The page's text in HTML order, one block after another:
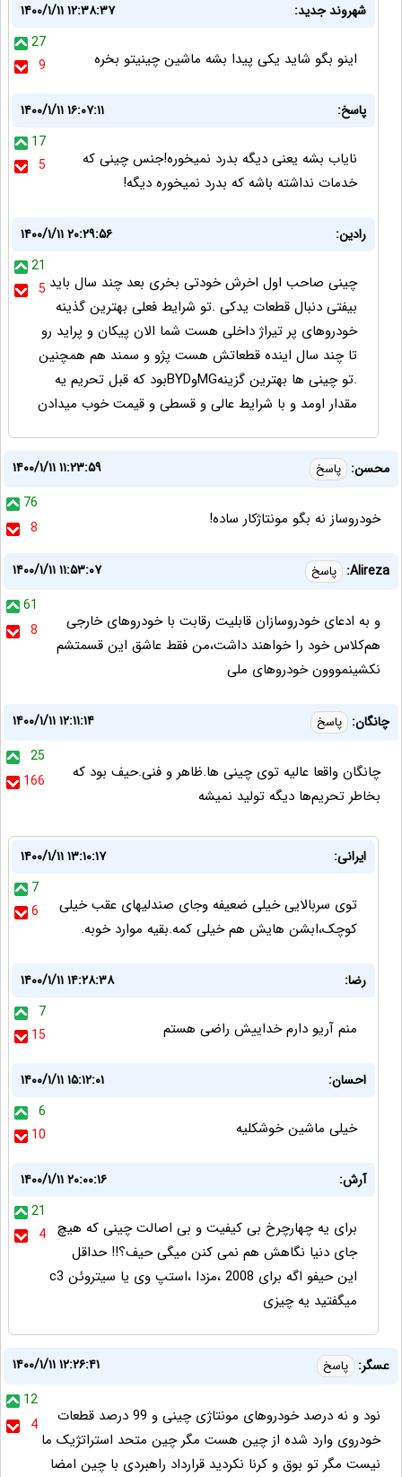
شهروند جدید:
۱۴۰۰/۱/۱۱ ۱۲:۳۸:۳۷
27
9
اینو بگو شاید یکی پیدا بشه ماشین چینیتو بخره
پاسخ:
۱۴۰۰/۱/۱۱ ۱۶:۰۷:۱۱
17
5
نایاب بشه یعنی دیگه بدرد نمیخوره!جنس چینی که
خدمات نداشته باشه که بدرد نمیخوره دیگه!
رادین:
۱۴۰۰/۱/۱۱ ۲۰:۲۹:۵۶
21
5 چینی صاحب اول اخرش خودتی بخری بعد چند سال باید
بیفتی دنبال قطعات یدکی .تو شرایط فعلی بهترین گذینه
خودروهای پر تیراژ داخلی هست شما الان پیکان و پراید رو
تا چند سال اینده قطعاتش هست پژو و سمند هم همچنین
.تو چینی ها بهترین گزینهMGوBYDبود که قبل تحریم یه
مقدار اومد و با شرایط عالی و قسطی و قیمت خوب میدادن
محسن: پاسخ
۱۴۰۰/۱/۱۱ ۱۱:۲۳:۵۹
76
8
خودروساز نه بگو مونتاژکار ساده!
Alireza: پاسخ
۱۴۰۰/۱/۱۱ ۱۱:۵۳:۰۷
61
8
و به ادعای خودروسازان قابلیت رقابت با خودروهای خارجی
هم‌کلاس خود را خواهند داشت،من فقط عاشق این قسمتشم
نکشینمووون خودروهای ملی
چانگان: پاسخ
۱۴۰۰/۱/۱۱ ۱۲:۱۱:۱۴
25
166
چانگان واقعا عالیه توی چینی ها.ظاهر و فنی.حیف بود که
بخاطر تحریم‌ها دیگه تولید نمیشه
ایرانی:
۱۴۰۰/۱/۱۱ ۱۳:۱۰:۱۷
7
6
توی سربالایی خیلی ضعیفه وجای صندلیهای عقب خیلی
کوچک،ابشن هایش هم خیلی کمه.بقیه موارد خوبه.
رضا:
۱۴۰۰/۱/۱۱ ۱۴:۲۸:۳۸
7
15
منم آریو دارم خداییش راضی هستم
احسان:
۱۴۰۰/۱/۱۱ ۱۵:۱۲:۰۱
6
10
خیلی ماشین خوشکلیه
آرش:
۱۴۰۰/۱/۱۱ ۲۰:۰۰:۱۶
21
4 برای یه چهارچرخ بی کیفیت و بی اصالت چینی که هیچ
جای دنیا نگاهش هم نمی کنن میگی حیف؟!! حداقل
این حیفو اگه برای 2008 ،مزدا ،استپ وی یا سیتروئن c3
میگفتید یه چیزی
عسگر: پاسخ
۱۴۰۰/۱/۱۱ ۱۲:۲۶:۴۱
12
4
نود و نه درصد خودروهای مونتاژی چینی و 99 درصد قطعات
خودروی وارد شده از چین هست مگر چین متحد استراتژیک ما
نیست مگر تو بوق و کرنا نکردید قرارداد راهبردی با چین امضا